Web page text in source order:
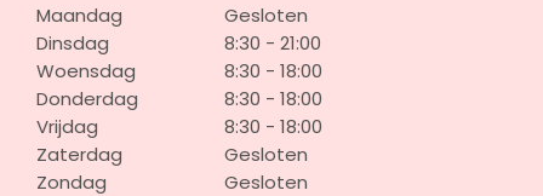
Maandag
Dinsdag
Woensdag
Donderdag
Vrijdag
Zaterdag
Zondag
Gesloten
8:30 - 21:00
8:30 - 18:00
8:30 - 18:00
8:30 - 18:00
Gesloten
Gesloten